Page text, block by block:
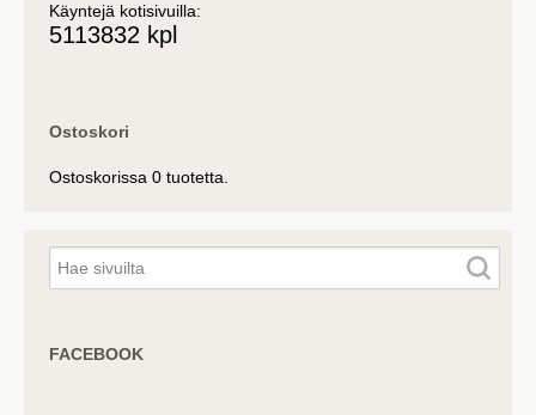
Käyntejä kotisivuilla:
5113832 kpl
Ostoskori
Ostoskorissa 0 tuotetta.
FACEBOOK